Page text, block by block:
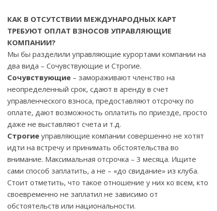
КАК В ОТСУТСТВИИ МЕЖДУНАРОДНЫХ КАРТ
ТРЕБУЮТ ОПЛАТ ВЗНОСОВ УПРАВЛЯЮЩИЕ
КОМПАНИИ?
Мы бы разделили управляющие курортами компании на
два вида – Сочувствующие и Строгие.
Сочувствующие – замораживают членство на
неопределенный срок, сдают в аренду в счет
управленческого взноса, предоставляют отсрочку по
оплате, дают возможность оплатить по приезде, просто
даже не выставляют счета и т.д.
Строгие управляющие компании совершенно не хотят
идти на встречу и принимать обстоятельства во
внимание. Максимальная отсрочка – 3 месяца. Ищите
сами способ заплатить, а не – «до свидание» из клуба.
Стоит отметить, что такое отношение у них ко всем, кто
своевременно не заплатил не зависимо от
обстоятельств или национальности.